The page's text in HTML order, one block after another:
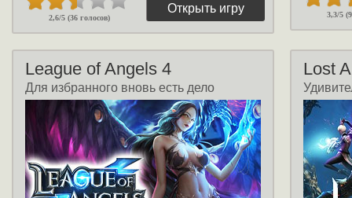
2,6/5 (36 голосов)
Открыть игру 3,3/5
League of Angels 4
Для избранного вновь есть дело
Lost